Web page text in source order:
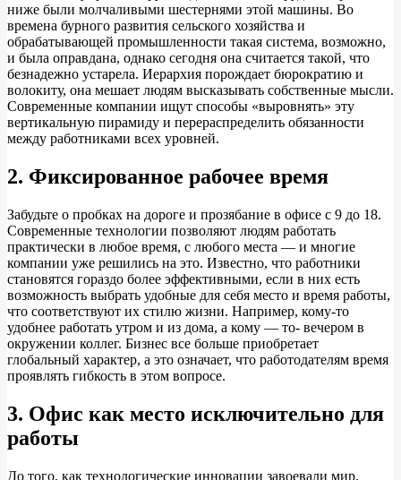
ниже были молчаливыми шестернями этой машины. Во
времена бурного развития сельского хозяйства и
обрабатывающей промышленности такая система, возможно,
и была оправдана, однако сегодня она считается такой, что
безнадежно устарела. Иерархия порождает бюрократию и
волокиту, она мешает людям высказывать собственные мысли.
Современные компании ищут способы «выровнять» эту
вертикальную пирамиду и перераспределить обязанности
между работниками всех уровней.
2. Фиксированное рабочее время
Забудьте о пробках на дороге и прозябание в офисе с 9 до 18.
Современные технологии позволяют людям работать
практически в любое время, с любого места — и многие
компании уже решились на это. Известно, что работники
становятся гораздо более эффективными, если в них есть
возможность выбрать удобные для себя место и время работы,
что соответствуют их стилю жизни. Например, кому-то
удобнее работать утром и из дома, а кому — то- вечером в
окружении коллег. Бизнес все больше приобретает
глобальный характер, а это означает, что работодателям время
проявлять гибкость в этом вопросе.
3. Офис как место исключительно для
работы
До того, как технологические инновации завоевали мир,